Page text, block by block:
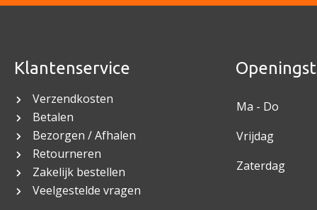
Klantenservice
Verzendkosten
Betalen
Bezorgen / Afhalen
Retourneren
Zakelijk bestellen
Veelgestelde vragen
Ma - Do
Vrijdag
Zaterdag